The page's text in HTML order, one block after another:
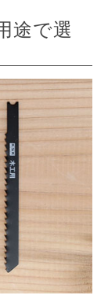
途で選